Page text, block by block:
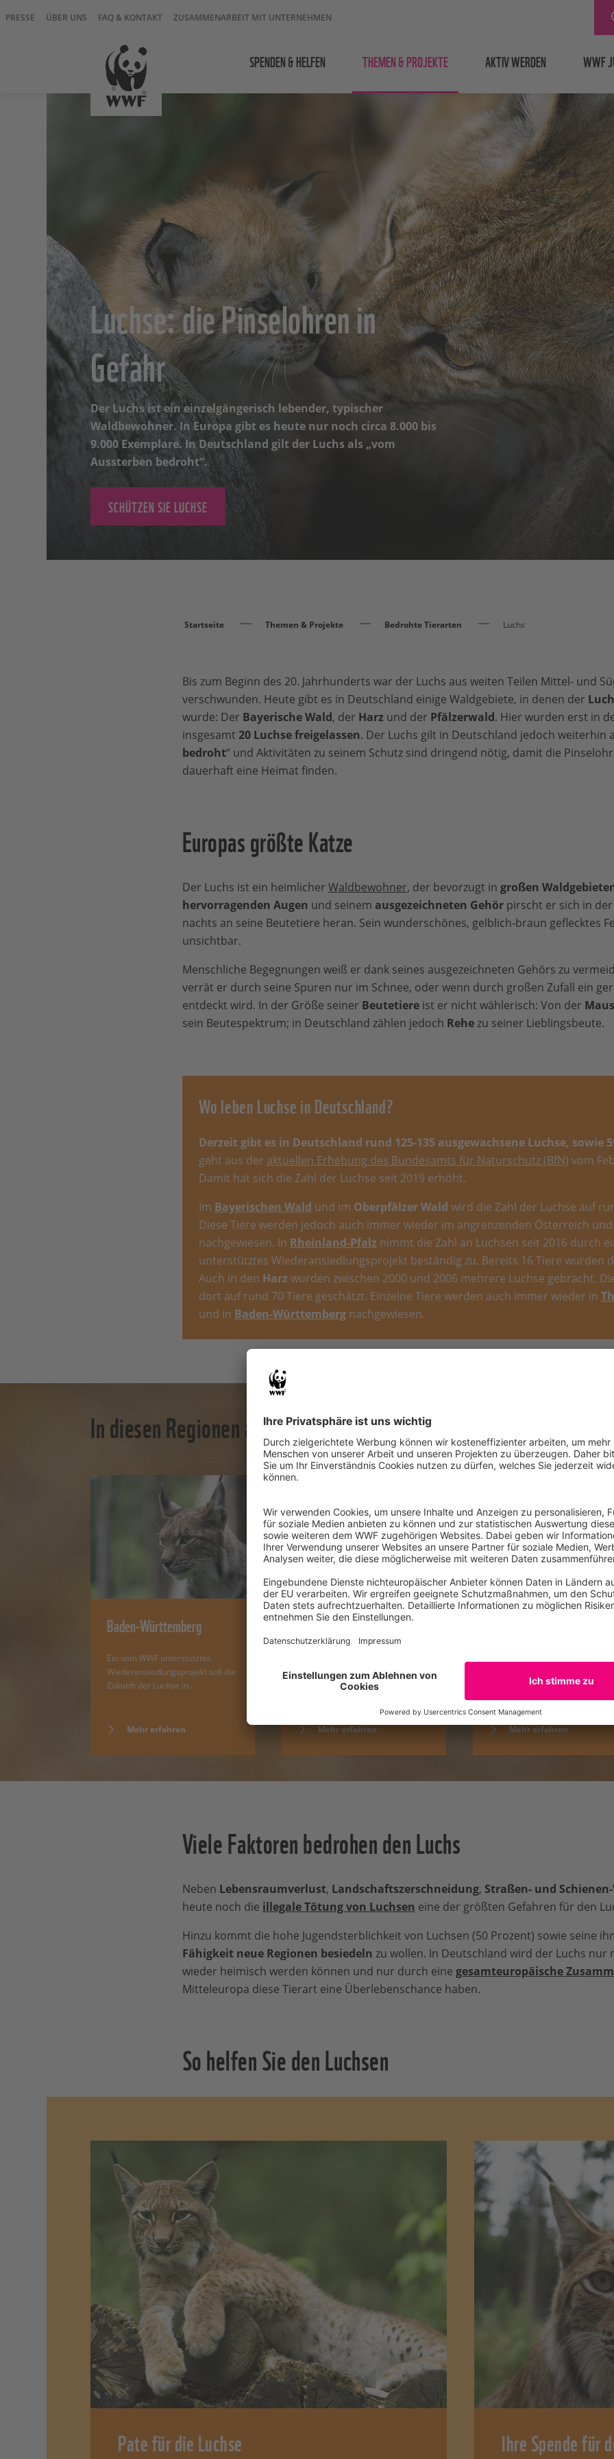
PRESSE ÜBER UNS FAQ & KONTAKT ZUSAMMENARBEIT MIT UNTERNEHMEN
SPENDEN & HELFEN THEMEN & PROJEKTE AKTIV WERDEN WWF
Luchse: die Pinselohren in
Gefahr
Der Luchs ist ein einzelgängerisch lebender, typischer
Waldbewohner. In Europa gibt es heute nur noch circa 8.000 bis
9.000 Exemplare. In Deutschland gilt der Luchs als „vom
Aussterben bedroht“.
SCHÜTZEN SIE LUCHSE
Startseite Themen & Projekte Bedrohte Tierarten Luchs
Bis zum Beginn des 20. Jahrhunderts war der Luchs aus weiten Teilen Mittel- und
verschwunden. Heute gibt es in Deutschland einige Waldgebiete, in denen der
wurde: Der Bayerische Wald, der Harzund der Pfälzerwald. Hier wurden erst in
insgesamt 20 Luchse freigelassen. Der Luchs gilt in Deutschland jedoch weiterhin
bedroht“ und Aktivitäten zu seinem Schutz sind dringend nötig, damit die
dauerhaft eine Heimat finden.
Europas größte Katze
Der Luchs ist ein heimlicher Waldbewohner, der bevorzugt in großen
hervorragenden Augen und seinem ausgezeichneten Gehörpirscht er sich in
nachts an seine Beutetiere heran. Sein wunderschönes, gelblich-braun geflecktes
unsichtbar.
Menschliche Begegnungen weiß er dank seines ausgezeichneten Gehörs zu
verrät er durch seine Spuren nur im Schnee, oder wenn durch großen Zufall ein
entdeckt wird. In der Größe seiner Beutetiereist er nicht wählerisch: Von der
sein Beutespektrum; in Deutschland zählen jedoch Rehezu seiner Lieblingsbeute.
Wo leben Luchse in Deutschland?
Derzeit gibt es in Deutschland rund 125-135 ausgewachsene Luchse, sowie
geht aus der aktuellen Erhebung des Bundesamts für Naturschutz (BfN) vom
Damit hat sich die Zahl der Luchse seit 2019 erhöht.
Im Bayerischen Wald und im Oberpfälzer Wald wird die Zahl der Luchse auf
Diese Tiere werden jedoch auch immer wieder im angrenzenden Österreich
nachgewiesen. In Rheinland-Pfalz nimmt die Zahl an Luchsen seit 2016 durch
unterstütztes Wiederansiedlungsprojekt beständig zu. Bereits 16 Tiere wurden
Auch in den Harz wurden zwischen 2000 und 2006 mehrere Luchse gebracht.
dort auf rund 70 Tiere geschätzt. Einzelne Tiere werden auch immer wieder in
und in Baden-Württembergnachgewiesen.
In diesen Regionen arbeitet der WWF zum Schutz der Luchse
Baden-Württemberg
Ein vom WWF unterstütztes
Wiederansiedlungsprojekt soll die
Zukunft der Luchse in…
Mehr erfahren
Thüringen
Thüringen" – ein gemeinsames
Projekt von BUND und WWF.
Mehr erfahren
dauerhaft anzusiedeln.
Mehr erfahren
Viele Faktoren bedrohen den Luchs
Neben Lebensraumverlust, Landschaftszerschneidung, Straßen- und
heute noch die illegale Tötung von Luchsen eine der größten Gefahren für den
Hinzu kommt die hohe Jugendsterblichkeit von Luchsen (50 Prozent) sowie seine
Fähigkeit neue Regionen besiedeln zu wollen. In Deutschland wird der Luchs nur
wieder heimisch werden können und nur durch eine gesamteuropäische
Mitteleuropa diese Tierart eine Überlebenschance haben.
So helfen Sie den Luchsen
Pate für die Luchse Ihre Spende für